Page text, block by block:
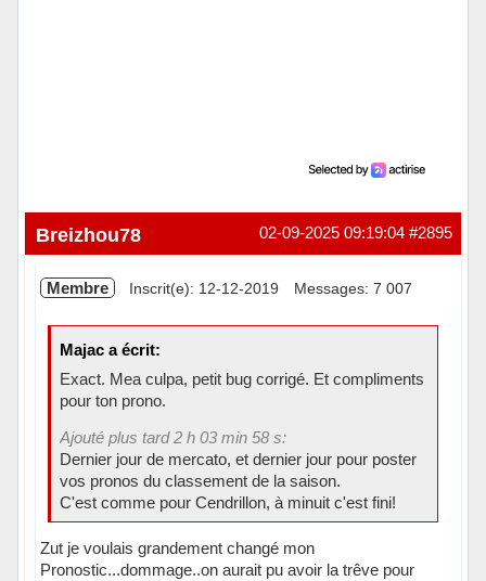
#2895
02-09-2025 09:19:04
Breizhou78
Membre Inscrit(e): 12-12-2019 Messages: 7 007
Majac a écrit:
Exact. Mea culpa, petit bug corrigé. Et compliments
pour ton prono.
Ajouté plus tard 2 h 03 min 58 s:
Dernier jour de mercato, et dernier jour pour poster
vos pronos du classement de la saison.
C'est comme pour Cendrillon, à minuit c'est fini!
Zut je voulais grandement changé mon
Pronostic...dommage..on aurait pu avoir la trêve pour